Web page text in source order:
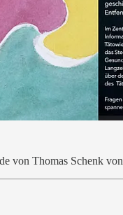
von Thomas Schenk von